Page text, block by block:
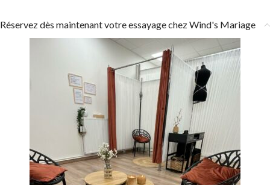
Réservez dès maintenant votre essayage chez Wind's Mariage